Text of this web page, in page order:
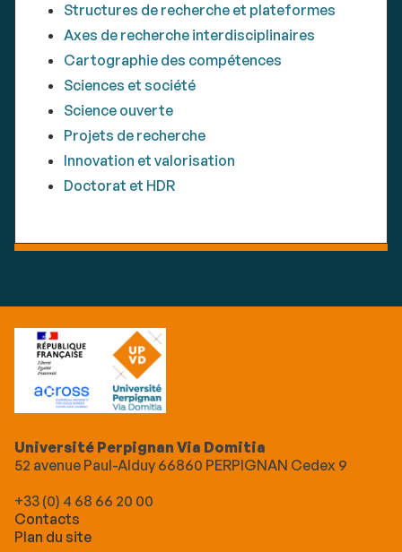
Structures de recherche et plateformes
Axes de recherche interdisciplinaires
Cartographie des compétences
Sciences et société
Science ouverte
Projets de recherche
Innovation et valorisation
Doctorat et HDR
Université Perpignan Via Domitia
52 avenue Paul-Alduy 66860 PERPIGNAN Cedex 9
+33 (0) 4 68 66 20 00
Contacts
Plan du site